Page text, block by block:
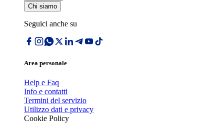
Chi siamo
Seguici anche su
Area personale
Help e Faq
Info e contatti
Termini del servizio
Utilizzo dati e privacy
Cookie Policy